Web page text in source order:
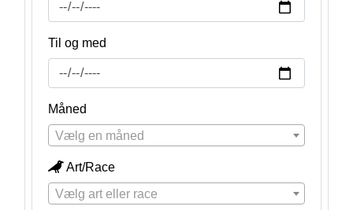
Til og med
Måned
Vælg en måned
Art/Race
Vælg art eller race